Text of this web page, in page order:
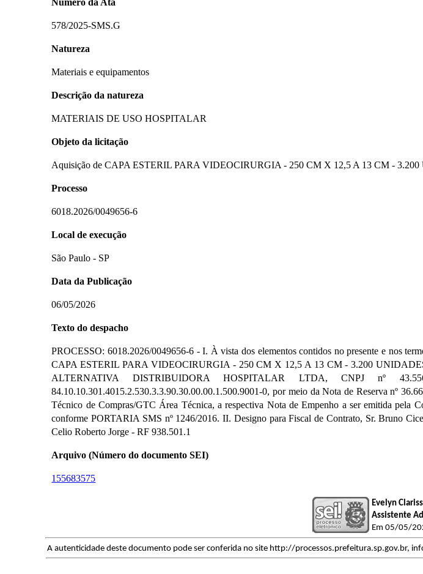
578/2025-SMS.G
Natureza
Materiais e equipamentos
Descrição da natureza
MATERIAIS DE USO HOSPITALAR
Objeto da licitação
Aquisição de CAPA ESTERIL PARA VIDEOCIRURGIA - 250 CM X 12,5 A 13 CM -
Processo
6018.2026/0049656-6
Local de execução
São Paulo - SP
Data da Publicação
06/05/2026
Texto do despacho
PROCESSO: 6018.2026/0049656-6 - I. À vista dos elementos contidos no presente e nos
CAPA ESTERIL PARA VIDEOCIRURGIA - 250 CM X 12,5 A 13 CM - 3.200 UNIDADES,
ALTERNATIVA DISTRIBUIDORA HOSPITALAR LTDA, CNPJ nº
84.10.10.301.4015.2.530.3.3.90.30.00.00.1.500.9001-0, por meio da Nota de Reserva nº
Técnico de Compras/GTC Área Técnica, a respectiva Nota de Empenho a ser emitida pela
conforme PORTARIA SMS nº 1246/2016. II. Designo para Fiscal de Contrato, Sr. Bruno
Celio Roberto Jorge - RF 938.501.1
Arquivo (Número do documento SEI)
155683575
Evelyn
Assistente
Em 05/05/
A autenticidade deste documento pode ser conferida no site http://processos.prefeitura.sp.gov.br,